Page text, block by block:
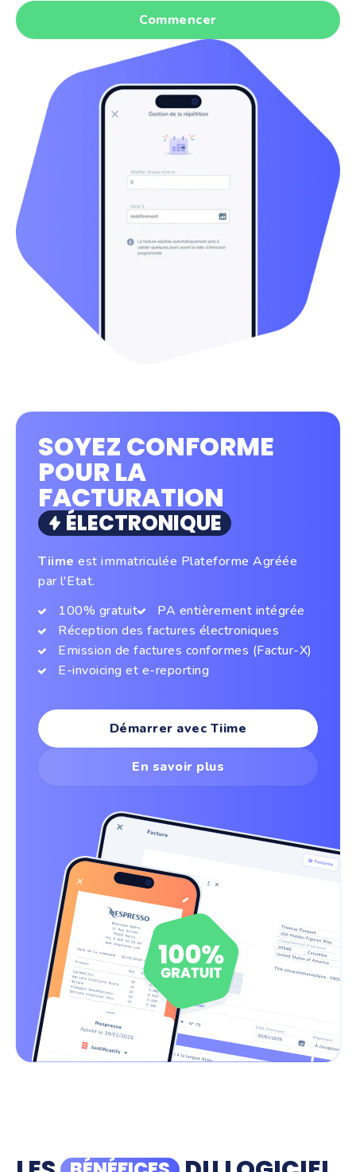
Commencer
SOYEZ CONFORME
POUR LA
FACTURATION
ÉLECTRONIQUE
Tiime est immatriculée Plateforme Agréée
par l'Etat.
100% gratuit
PA entièrement intégrée
Réception des factures électroniques
Emission de factures conformes (Factur-X)
E-invoicing et e-reporting
Démarrer avec Tiime
En savoir plus